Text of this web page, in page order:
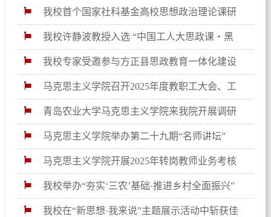
学会议我校首个国家社科基金高校思想政治理论课研
究专项公示立项
我校许静波教授入选 “中国工人大思政课・黑
龙江篇” 省级专家名师
我校专家受邀参与方正县思政教育一体化建设
研讨活动
马克思主义学院召开2025年度教职工大会、工
会会员大会
青岛农业大学马克思主义学院来我院开展调研
交流 马克思主义学院举办第二十九期“名师讲坛”
马克思主义学院开展2025年转岗教师业务考核
工作 我校举办“夯实‘三农’基础·推进乡村全面振兴”
龙江社科智库论坛
我校在“新思想·我来说”主题展示活动中斩获佳